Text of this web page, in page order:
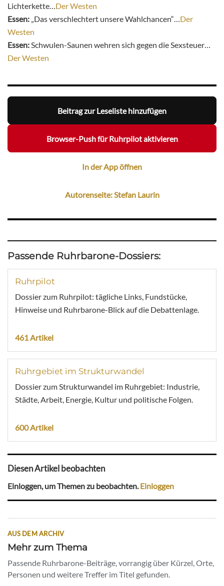
Lichterkette…Der Westen
Essen: „Das verschlechtert unsere Wahlchancen“…Der
Westen
Essen:Schwulen-Saunen wehren sich gegen die Sexsteuer…
Der Westen
Beitrag zur Leseliste hinzufügen
Browser-Push für Ruhrpilot aktivieren
In der App öffnen
Autorenseite: Stefan Laurin
Passende Ruhrbarone-Dossiers:
Ruhrpilot
Dossier zum Ruhrpilot: tägliche Links, Fundstücke,
Hinweise und Ruhrbarone-Blick auf die Debattenlage.
461 Artikel
Ruhrgebiet im Strukturwandel
Dossier zum Strukturwandel im Ruhrgebiet: Industrie,
Städte, Arbeit, Energie, Kultur und politische Folgen.
600 Artikel
Diesen Artikel beobachten
Einloggen, um Themen zu beobachten.Einloggen
AUS DEM ARCHIV
Mehr zum Thema
Passende Ruhrbarone-Beiträge, vorrangig über Kürzel, Orte,
Personen und weitere Treffer im Titel gefunden.